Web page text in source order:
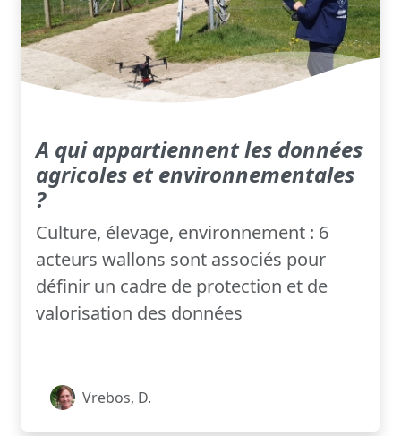
A qui appartiennent les données
agricoles et environnementales
?
Culture, élevage, environnement : 6
acteurs wallons sont associés pour
définir un cadre de protection et de
valorisation des données
Vrebos, D.